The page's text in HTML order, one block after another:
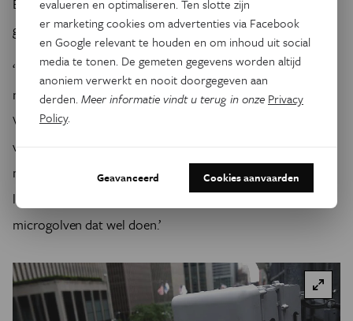
gebruik voor 5G.
‘Naar de biologische effecten van millimetergolven is nog
niet veel onderzoek gedaan’, zegt stralingsexpert Guy
Vandenbosch (KU Leuven). ‘Momenteel gebruiken we
vooral microgolven. We weten wel dat
millimetergolfstraling veel minder diep doordringt in het
lichaam. Ze bereiken bijvoorbeeld het brein niet, terwijl
microgolven dat wel doen.’
evalueren en optimaliseren. Ten slotte zijn
er marketing cookies om advertenties via Facebook
en Google relevant te houden en om inhoud uit social
media te tonen. De gemeten gegevens worden altijd
anoniem verwerkt en nooit doorgegeven aan
derden.Meer informatie vindt u terug in onze Privacy
Policy.
Geavanceerd Cookies aanvaarden